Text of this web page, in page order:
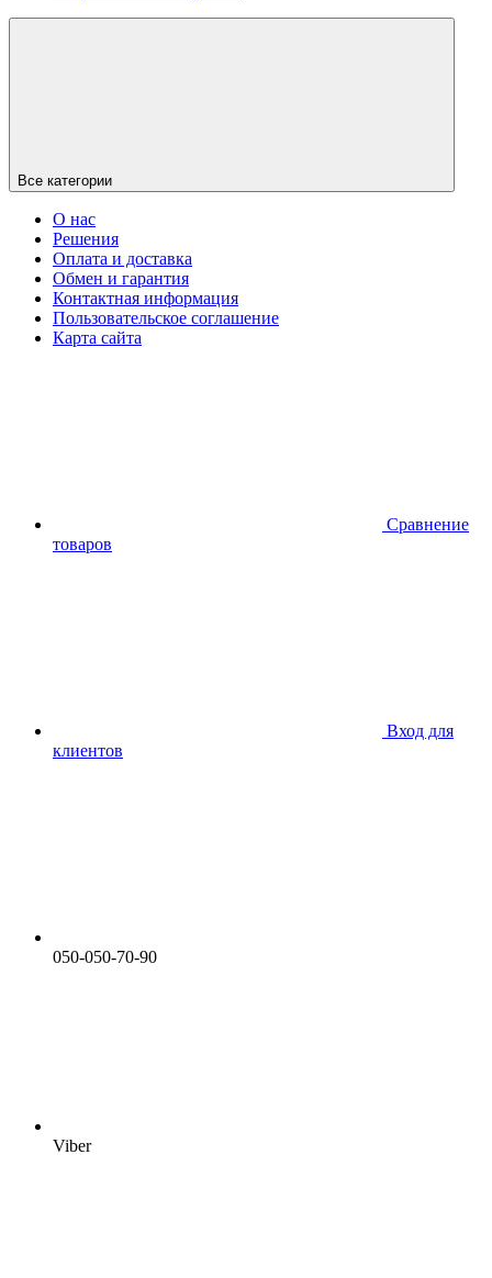
Все категории
О нас
Решения
Оплата и доставка
Обмен и гарантия
Контактная информация
Пользовательское соглашение
Карта сайта
Сравнение
товаров
Вход для
клиентов
050-050-70-90
Viber